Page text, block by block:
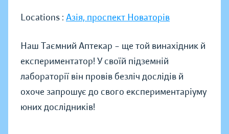
Locations : Азія, проспект Новаторів
Наш Таємний Аптекар – ще той винахідник й
експериментатор! У своїй підземній
лабораторії він провів безліч дослідів й
охоче запрошує до свого експериментаріуму
юних дослідників!